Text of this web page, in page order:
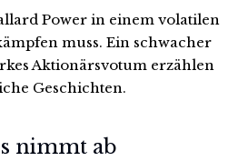
Power in einem volatilen
muss. Ein schwacher
Aktionärsvotum erzählen
Geschichten.
nimmt ab